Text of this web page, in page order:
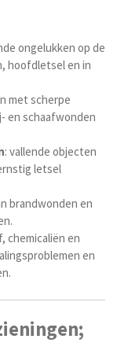
ongelukken op de
hoofdletsel en in
met scherpe
en schaafwonden
: vallende objecten
letsel
brandwonden en
chemicaliën en
en